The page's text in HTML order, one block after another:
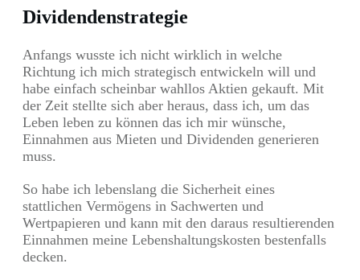
Dividendenstrategie
Anfangs wusste ich nicht wirklich in welche
Richtung ich mich strategisch entwickeln will und
habe einfach scheinbar wahllos Aktien gekauft. Mit
der Zeit stellte sich aber heraus, dass ich, um das
Leben leben zu können das ich mir wünsche,
Einnahmen aus Mieten und Dividenden generieren
muss.
So habe ich lebenslang die Sicherheit eines
stattlichen Vermögens in Sachwerten und
Wertpapieren und kann mit den daraus resultierenden
Einnahmen meine Lebenshaltungskosten bestenfalls
decken.